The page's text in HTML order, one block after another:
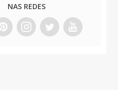
NAS REDES